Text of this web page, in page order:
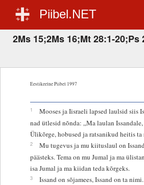
Piibel.NET
2Ms 15;2Ms 16;Mt 28:1-20;Ps
Eestikeelne Piibel 1997
1
Mooses ja Iisraeli lapsed laulsid siis
nad ütlesid nõnda: „Ma laulan Issandale,
Ülikõrge, hobused ja ratsanikud heitis ta
2
Mu tugevus ja mu kiituslaul on
päästeks. Tema on mu Jumal ja ma
isa Jumal ja ma kiidan teda kõrgeks.
3 Issand on sõjamees, Issand on ta nimi.